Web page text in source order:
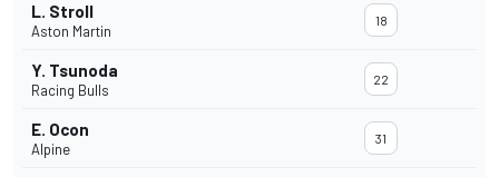
L. Stroll
Aston Martin
18
Y. Tsunoda
Racing Bulls
22
E. Ocon
Alpine
31